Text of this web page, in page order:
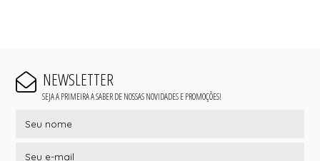
NEWSLETTER
SEJA A PRIMEIRA A SABER DE NOSSAS NOVIDADES E PROMOÇÕES!